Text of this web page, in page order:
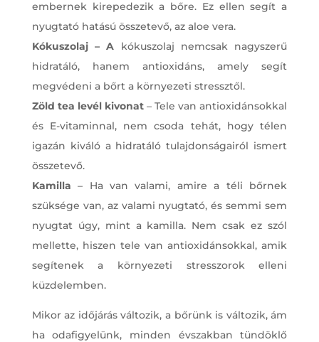
embernek kirepedezik a bőre. Ez ellen segít a
nyugtató hatású összetevő, az aloe vera.
Kókuszolaj – A kókuszolaj nemcsak nagyszerű
hidratáló, hanem antioxidáns, amely segít
megvédeni a bőrt a környezeti stressztől.
Zöld tea levél kivonat– Tele van antioxidánsokkal
és E-vitaminnal, nem csoda tehát, hogy télen
igazán kiváló a hidratáló tulajdonságairól ismert
összetevő.
Kamilla – Ha van valami, amire a téli bőrnek
szüksége van, az valami nyugtató, és semmi sem
nyugtat úgy, mint a kamilla. Nem csak ez szól
mellette, hiszen tele van antioxidánsokkal, amik
segítenek a környezeti stresszorok elleni
küzdelemben.
Mikor az időjárás változik, a bőrünk is változik, ám
ha odafigyelünk, minden évszakban tündöklő